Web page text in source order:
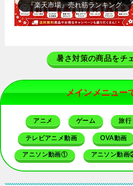
『楽天市場』売れ筋ランキング
暑さ対策の商品をチ
メインメニュー
アニメ ゲーム 旅行
テレビアニメ動画 OVA動画
アニソン動画① アニソン動